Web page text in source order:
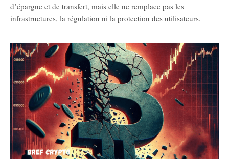
d’épargne et de transfert, mais elle ne remplace pas les
infrastructures, la régulation ni la protection des utilisateurs.